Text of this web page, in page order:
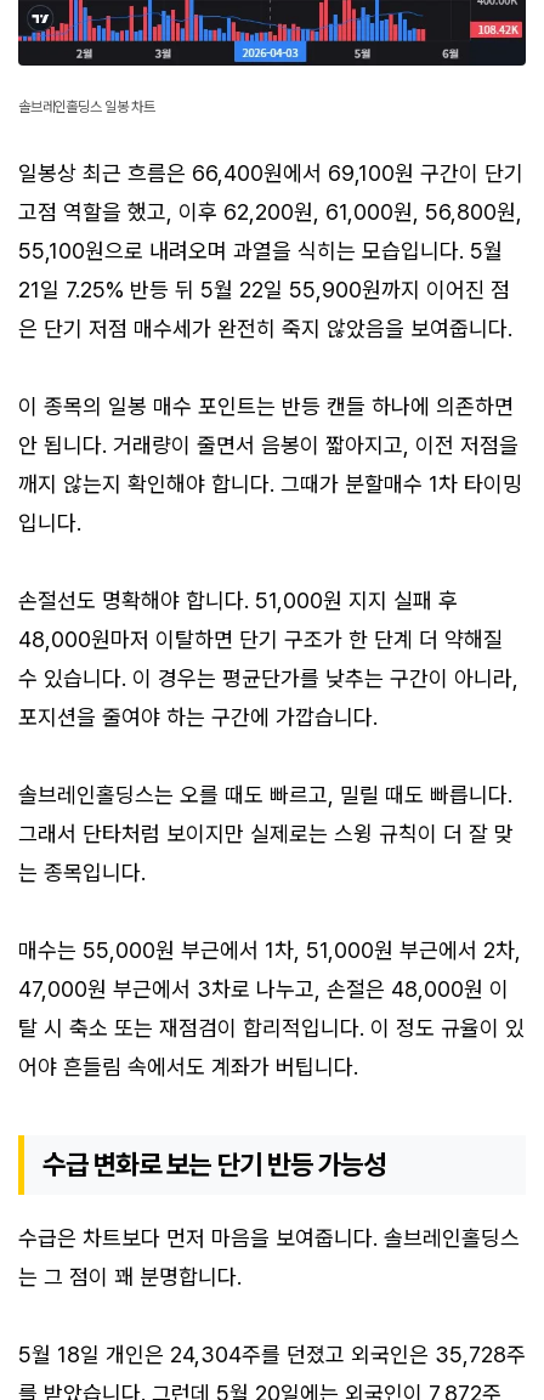
솔브레인홀딩스 일봉 차트
일봉상 최근 흐름은 66,400원에서 69,100원 구간이 단기
고점 역할을 했고, 이후 62,200원, 61,000원, 56,800원,
55,100원으로 내려오며 과열을 식히는 모습입니다. 5월
21일 7.25% 반등 뒤 5월 22일 55,900원까지 이어진 점
은 단기 저점 매수세가 완전히 죽지 않았음을 보여줍니다.
이 종목의 일봉 매수 포인트는 반등 캔들 하나에 의존하면
안 됩니다. 거래량이 줄면서 음봉이 짧아지고, 이전 저점을
깨지 않는지 확인해야 합니다. 그때가 분할매수 1차 타이밍
입니다.
손절선도 명확해야 합니다. 51,000원 지지 실패 후
48,000원마저 이탈하면 단기 구조가 한 단계 더 약해질
수 있습니다. 이 경우는 평균단가를 낮추는 구간이 아니라,
포지션을 줄여야 하는 구간에 가깝습니다.
솔브레인홀딩스는 오를 때도 빠르고, 밀릴 때도 빠릅니다.
그래서 단타처럼 보이지만 실제로는 스윙 규칙이 더 잘 맞
는 종목입니다.
매수는 55,000원 부근에서 1차, 51,000원 부근에서 2차,
47,000원 부근에서 3차로 나누고, 손절은 48,000원 이
탈 시 축소 또는 재점검이 합리적입니다. 이 정도 규율이 있
어야 흔들림 속에서도 계좌가 버팁니다.
수급 변화로 보는 단기 반등 가능성
수급은 차트보다 먼저 마음을 보여줍니다. 솔브레인홀딩스
는 그 점이 꽤 분명합니다.
5월 18일 개인은 24,304주를 던졌고 외국인은 35,728주
를 받았습니다. 그런데 5월 20일에는 외국인이 7,872주